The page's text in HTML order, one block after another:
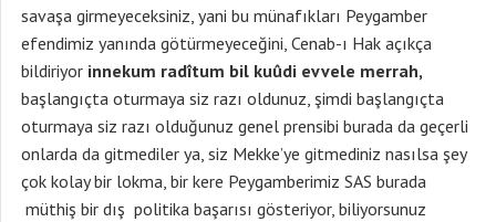
savaşa girmeyeceksiniz, yani bu münafıkları Peygamber
efendimiz yanında götürmeyeceğini, Cenab-ı Hak açıkça
bildiriyor innekum radîtum bil kuûdi evvele merrah,
başlangıçta oturmaya siz razı oldunuz, şimdi başlangıçta
oturmaya siz razı olduğunuz genel prensibi burada da geçerli
onlarda da gitmediler ya, siz Mekke’ye gitmediniz nasılsa şey
çok kolay bir lokma, bir kere Peygamberimiz SAS burada
müthiş bir dış politika başarısı gösteriyor, biliyorsunuz